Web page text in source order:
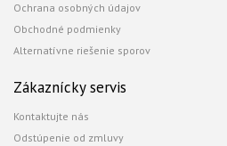
Ochrana osobných údajov
Obchodné podmienky
Alternatívne riešenie sporov
Zákaznícky servis
Kontaktujte nás
Odstúpenie od zmluvy